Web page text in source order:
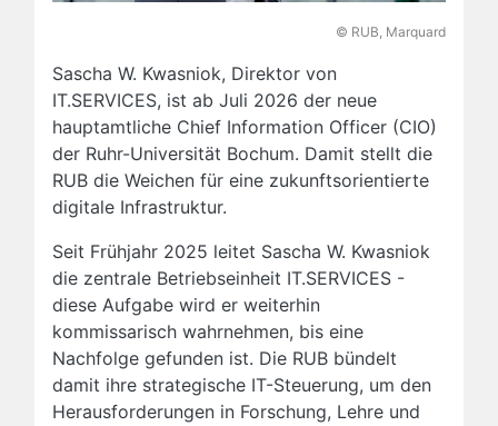
© RUB, Marquard
Sascha W. Kwasniok, Direktor von
IT.SERVICES, ist ab Juli 2026 der neue
hauptamtliche Chief Information Officer (CIO)
der Ruhr-Universität Bochum. Damit stellt die
RUB die Weichen für eine zukunftsorientierte
digitale Infrastruktur.
Seit Frühjahr 2025 leitet Sascha W. Kwasniok
die zentrale Betriebseinheit IT.SERVICES -
diese Aufgabe wird er weiterhin
kommissarisch wahrnehmen, bis eine
Nachfolge gefunden ist. Die RUB bündelt
damit ihre strategische IT-Steuerung, um den
Herausforderungen in Forschung, Lehre und